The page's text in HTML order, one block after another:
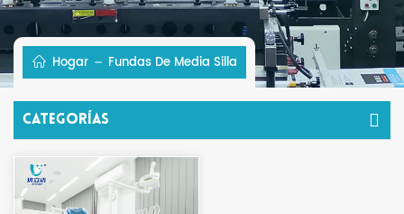
Hogar Fundas De Media Silla
Categorías